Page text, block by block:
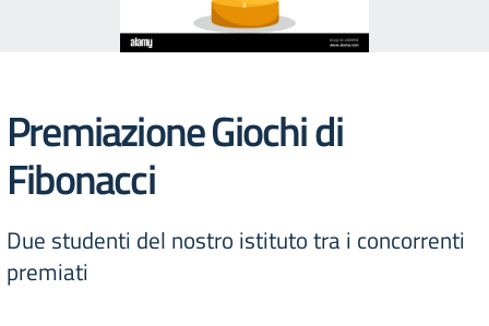
Premiazione Giochi di
Fibonacci
Due studenti del nostro istituto tra i concorrenti
premiati